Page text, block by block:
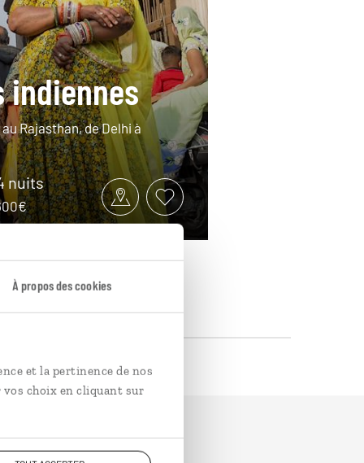
À propos des cookies
et la pertinence de nos
vos choix en cliquant sur
indiennes
Rajasthan, de Delhi à
nuits